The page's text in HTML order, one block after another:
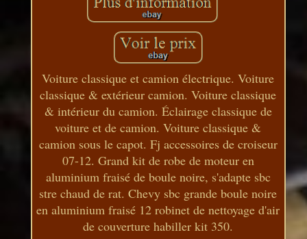
Voiture classique et camion électrique. Voiture
classique & extérieur camion. Voiture classique
& intérieur du camion. Éclairage classique de
voiture et de camion. Voiture classique &
camion sous le capot. Fj accessoires de croiseur
07-12. Grand kit de robe de moteur en
aluminium fraisé de boule noire, s'adapte sbc
stre chaud de rat. Chevy sbc grande boule noire
en aluminium fraisé 12 robinet de nettoyage d'air
de couverture habiller kit 350.